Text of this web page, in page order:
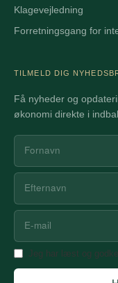
Klagevejledning
Forretningsgang for
TILMELD DIG
Få nyheder og
økonomi direkte i
Jeg har læst og